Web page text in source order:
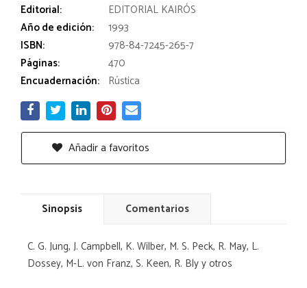
Editorial:
EDITORIAL KAIRÓS
Año de edición:
1993
ISBN:
978-84-7245-265-7
Páginas:
470
Encuadernación: Rústica
Añadir a favoritos
Sinopsis Comentarios
C. G. Jung, J. Campbell, K. Wilber, M. S. Peck, R. May, L.
Dossey, M-L. von Franz, S. Keen, R. Bly y otros